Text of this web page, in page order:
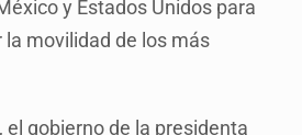
y Estados Unidos para
movilidad de los más
el gobierno de la presidenta